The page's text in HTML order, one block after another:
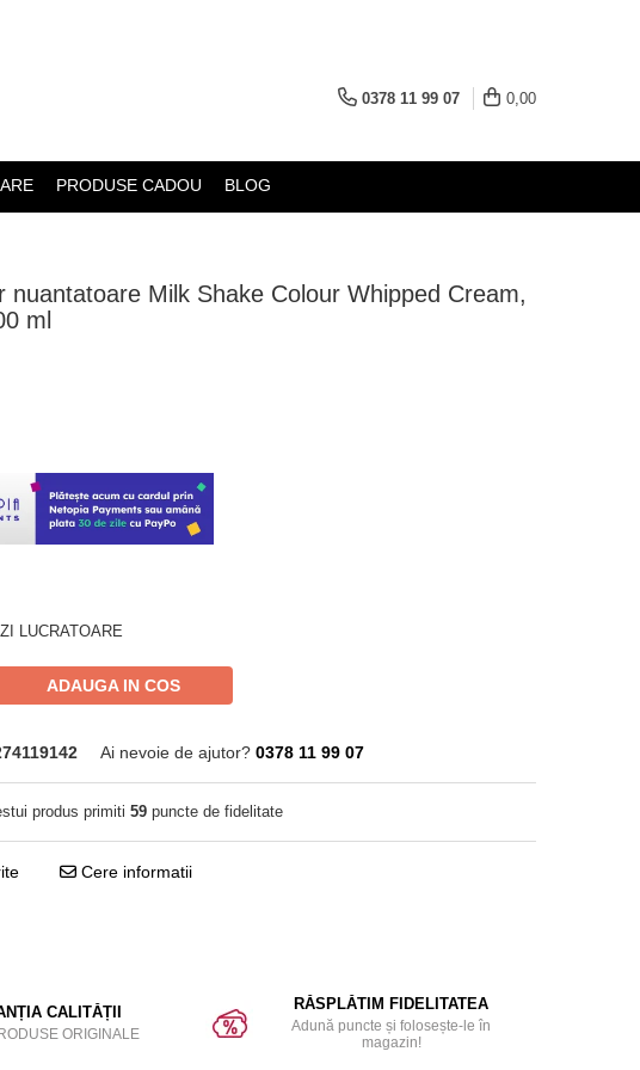
0378 11 99 07 0,00
PRODUSE CADOU BLOG
nuantatoare Milk Shake Colour Whipped
100 ml
ZI LUCRATOARE
ADAUGA IN COS
Ai nevoie de ajutor? 0378 11 99 07
produs primiti59puncte de fidelitate
Cere informatii
CALITĂȚII
ORIGINALE
RĂSPLĂTIM FIDELITATEA
Adună puncte și folosește-le în
magazin!